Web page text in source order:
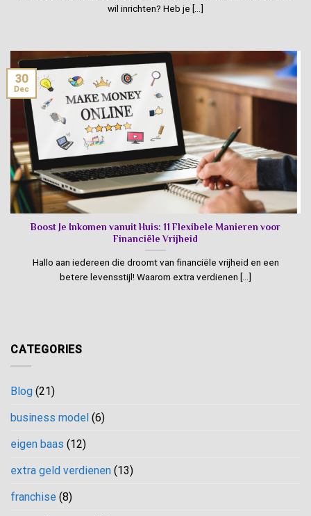
wil inrichten? Heb je [...]
Boost Je Inkomen vanuit Huis: 11 Flexibele Manieren voor
Financiële Vrijheid
Hallo aan iedereen die droomt van financiële vrijheid en een
betere levensstijl! Waarom extra verdienen [...]
30
Dec
CATEGORIES
Blog (21)
business model (6)
eigen baas (12)
extra geld verdienen (13)
franchise (8)